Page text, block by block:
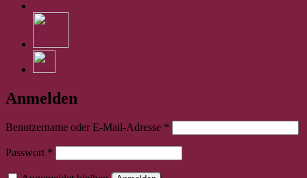
Anmelden
Benutzername oder E-Mail-Adresse *
Passwort *